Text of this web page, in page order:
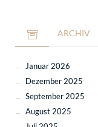
ARCHIV
Januar 2026
Dezember 2025
September 2025
August 2025